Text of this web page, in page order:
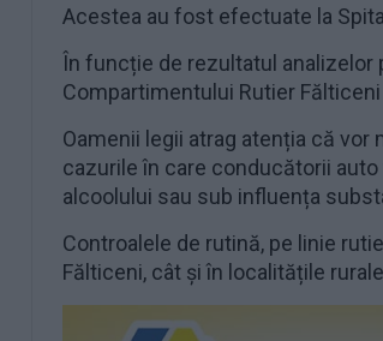
Acestea au fost efectuate la
În funcție de rezultatul analizelor
Compartimentului Rutier
Oamenii legii atrag atenția că
cazurile în care conducătorii
alcoolului sau sub influența
Controalele de rutină, pe linie
Fălticeni, cât și în localitățile